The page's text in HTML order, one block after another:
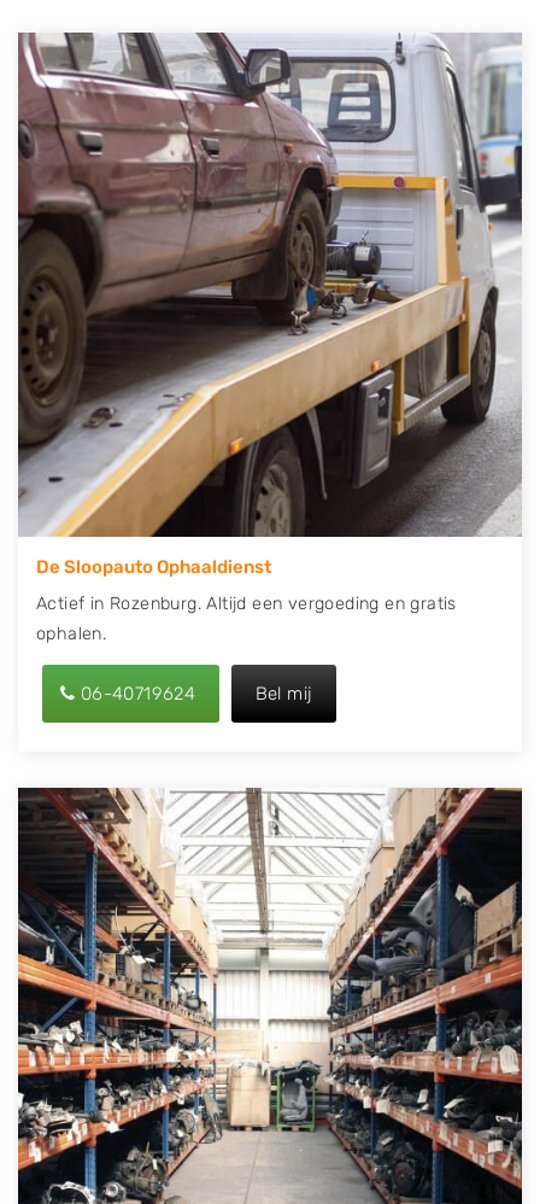
U kunt er ook voor kiezen om direct uw sloopauto te
verkopen en op te laten halen door de Sloopauto
Ophaaldienst van Autosloperijen.nl. Wij kunnen uw
auto gratis ophalen in Rozenburg. Neem telefonisch
contact op of maak een terugbelafspraak. Wilt u
direct een tweedehands auto onderdelen offerte
aanvragen? Dat kan via de Onderdelenlijn! Vul uw
kenteken in en druk op verzenden.
Wij kunnen u helpen met de inkoop van auto's van
eigenlijk alle merken, zoals Alfa Romeo, Audi, BMW,
Chevrolet, Citroën, Dacia, Fiat, Ford, Honda, Hyundai,
Kia, Mazda, Mercedes Benz, Mitsubishi, Nissan, Opel,
Peugeot, Porsche, Renault, Seat, Skoda, Suzuki, Tesla,
Toyota, Volkswagen en Volvo.
De Sloopauto Ophaaldienst
Actief in Rozenburg. Altijd een vergoeding en gratis
ophalen.
06-40719624 Bel mij